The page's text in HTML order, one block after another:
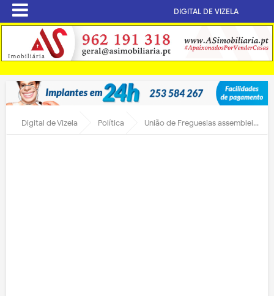
DIGITAL DE VIZELA
Digital de Vizela Política União de Freguesias assembleia quarta-feira